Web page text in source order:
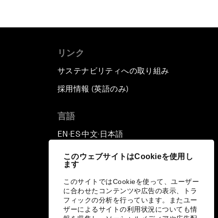
このウェブサイトはCookieを使用し
ます
このサイトではCookieを使って、ユーザー
に合わせたコンテンツや広告の表示、トラ
フィックの分析を行っています。またユー
ザーによるサイトの利用状況についても情
リンク
サステナビリティへの取り組み
採用情報 (英語のみ)
言語
EN ▪ES▪中文▪ 日本語